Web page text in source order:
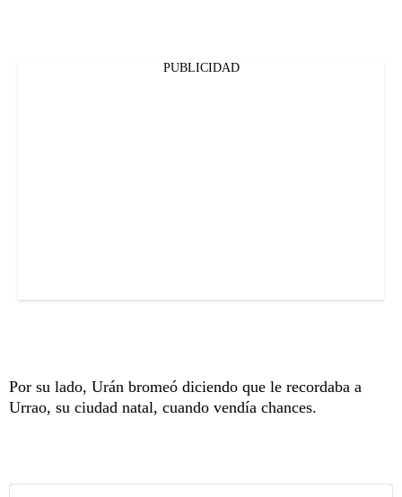
PUBLICIDAD
Por su lado, Urán bromeó diciendo que le recordaba a
Urrao, su ciudad natal, cuando vendía chances.